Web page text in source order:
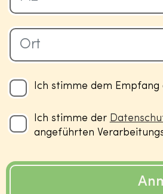
Ich stimme dem Empfang
Ich stimme der
angeführten